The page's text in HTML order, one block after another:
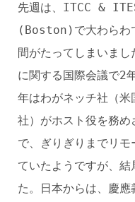
先週は、ITCC &
(Boston)で大わらわ
間がたってしまいま
に関する国際会議で2
年はわがネッチ社（
社）がホスト役を務め
で、ぎりぎりまでリ
ていたようですが、
た。日本からは、慶